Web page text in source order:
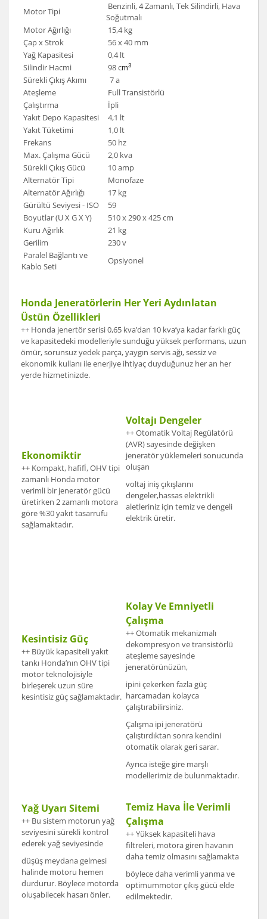
Motor Tipi
Benzinli, 4 Zamanlı, Tek Silindirli, Hava
Soğutmalı
Motor Ağırlığı
15,4 kg
Çap x Strok
56 x 40 mm
Yağ Kapasitesi
0,4 lt
Silindir Hacmi
98 cm3
Sürekli Çıkış Akımı
7 a
Ateşleme
Full Transistörlü
Çalıştırma
İpli
Yakıt Depo Kapasitesi
4,1 lt
Yakıt Tüketimi
1,0 lt
Frekans
50 hz
Max. Çalışma Gücü
2,0 kva
Sürekli Çıkış Gücü
10 amp
Alternatör Tipi
Monofaze
Alternatör Ağırlığı
17 kg
Gürültü Seviyesi - ISO
59
Boyutlar (U X G X Y)
510 x 290 x 425 cm
Kuru Ağırlık
21 kg
Gerilim
230 v
Paralel Bağlantı ve
Kablo Seti
Opsiyonel
Honda Jeneratörlerin Her Yeri Aydınlatan
Üstün Özellikleri
++ Honda jenertör serisi 0,65 kva’dan 10 kva’ya kadar farklı güç
ve kapasitedeki modelleriyle sunduğu yüksek performans, uzun
ömür, sorunsuz yedek parça, yaygın servis ağı, sessiz ve
ekonomik kullanı ile enerjiye ihtiyaç duyduğunuz her an her
yerde hizmetinizde.
Ekonomiktir
++ Kompakt, hafifİ, OHV tipi
zamanlı Honda motor
verimli bir jeneratör gücü
üretirken 2 zamanlı motora
göre %30 yakıt tasarrufu
sağlamaktadır.
Voltajı Dengeler
++ Otomatik Voltaj Regülatörü
(AVR) sayesinde değişken
jeneratör yüklemeleri sonucunda
oluşan
voltaj iniş çıkışlarını
dengeler,hassas elektrikli
aletleriniz için temiz ve dengeli
elektrik üretir.
Kesintisiz Güç
++ Büyük kapasiteli yakıt
tankı Honda’nın OHV tipi
motor teknolojisiyle
birleşerek uzun süre
kesintisiz güç sağlamaktadır.
Kolay Ve Emniyetli
Çalışma
++ Otomatik mekanizmalı
dekompresyon ve transistörlü
ateşleme sayesinde
jeneratörünüzün,
ipini çekerken fazla güç
harcamadan kolayca
çalıştırabilirsiniz.
Çalışma ipi jeneratörü
çalıştırdıktan sonra kendini
otomatik olarak geri sarar.
Ayrıca isteğe gire marşlı
modellerimiz de bulunmaktadır.
Yağ Uyarı Sitemi
++ Bu sistem motorun yağ
seviyesini sürekli kontrol
ederek yağ seviyesinde
düşüş meydana gelmesi
halinde motoru hemen
durdurur. Böylece motorda
oluşabilecek hasarı önler.
Temiz Hava İle Verimli
Çalışma
++ Yüksek kapasiteli hava
filtreleri, motora giren havanın
daha temiz olmasını sağlamakta
böylece daha verimli yanma ve
optimummotor çıkış gücü elde
edilmektedir.